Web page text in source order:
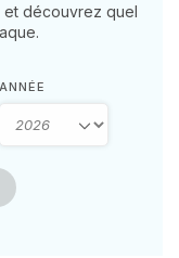
et découvrez quel
ANNÉE